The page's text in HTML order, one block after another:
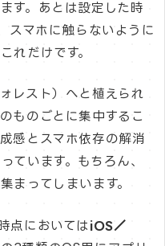
す。あとは設定した時
スマホに触らないように
れだけです。
レスト）へと植えられ
ものごとに集中するこ
感とスマホ依存の解消
ています。もちろん、
まってしまいます。
点においては iOS／